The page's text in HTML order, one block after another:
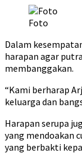
Foto
Dalam
harapan agar
membanggakan.
“Kami berharap
keluarga dan
Harapan serupa
yang mendoakan
yang berbakti